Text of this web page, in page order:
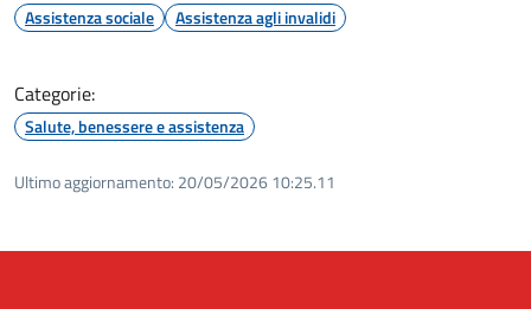
Assistenza sociale Assistenza agli invalidi
Categorie:
Salute, benessere e assistenza
Ultimo aggiornamento: 20/05/2026 10:25.11